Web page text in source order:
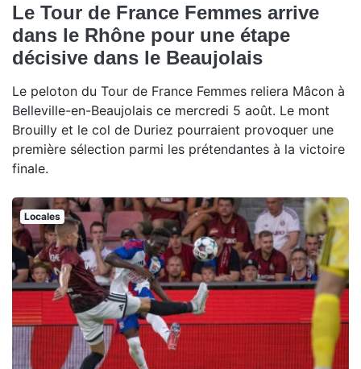
Le Tour de France Femmes arrive
dans le Rhône pour une étape
décisive dans le Beaujolais
Le peloton du Tour de France Femmes reliera Mâcon à
Belleville-en-Beaujolais ce mercredi 5 août. Le mont
Brouilly et le col de Duriez pourraient provoquer une
première sélection parmi les prétendantes à la victoire
finale.
Locales